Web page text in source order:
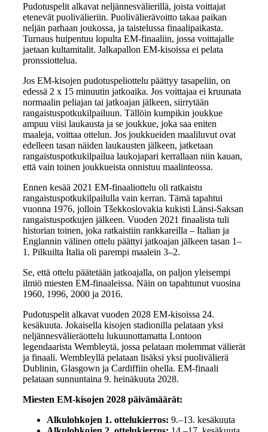
Pudotuspelit alkavat neljännesvälierillä, joista voittajat
etenevät puolivälieriin. Puolivälierävoitto takaa paikan
neljän parhaan joukossa, ja taistelussa finaalipaikasta.
Turnaus huipentuu lopulta EM-finaaliin, jossa voittajalle
jaetaan kultamitalit. Jalkapallon EM-kisoissa ei pelata
pronssiottelua.
Jos EM-kisojen pudotuspeliottelu päättyy tasapeliin, on
edessä 2 x 15 minuutin jatkoaika. Jos voittajaa ei kruunata
normaalin peliajan tai jatkoajan jälkeen, siirrytään
rangaistuspotkukilpailuun. Tällöin kumpikin joukkue
ampuu viisi laukausta ja se joukkue, joka saa eniten
maaleja, voittaa ottelun. Jos joukkueiden maaliluvut ovat
edelleen tasan näiden laukausten jälkeen, jatketaan
rangaistuspotkukilpailua laukojapari kerrallaan niin kauan,
että vain toinen joukkueista onnistuu maalinteossa.
Ennen kesää 2021 EM-finaaliottelu oli ratkaistu
rangaistuspotkukilpailulla vain kerran. Tämä tapahtui
vuonna 1976, jolloin Tšekkoslovakia kukisti Länsi-Saksan
rangaistuspotkujen jälkeen. Vuoden 2021 finaalista tuli
historian toinen, joka ratkaistiin rankkareilla – Italian ja
Englannin välinen ottelu päättyi jatkoajan jälkeen tasan 1–
1. Pilkuilta Italia oli parempi maalein 3–2.
Se, että ottelu päätetään jatkoajalla, on paljon yleisempi
ilmiö miesten EM-finaaleissa. Näin on tapahtunut vuosina
1960, 1996, 2000 ja 2016.
Pudotuspelit alkavat vuoden 2028 EM-kisoissa 24.
kesäkuuta. Jokaisella kisojen stadionilla pelataan yksi
neljännesvälieräottelu lukuunottamatta Lontoon
legendaarista Wembleytä, jossa pelataan molemmat välierät
ja finaali. Wembleyllä pelataan lisäksi yksi puolivälierä
Dublinin, Glasgown ja Cardiffiin ohella. EM-finaali
pelataan sunnuntaina 9. heinäkuuta 2028.
Miesten EM-kisojen 2028 päivämäärät:
Alkulohkojen 1. ottelukierros: 9.–13. kesäkuuta